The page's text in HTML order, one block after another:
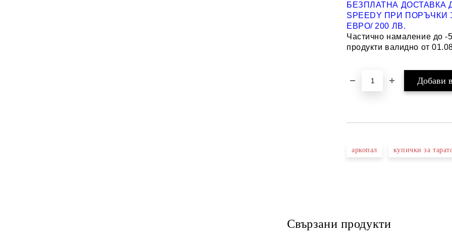
БЕЗПЛАТНА ДОСТАВКА
SPEEDY ПРИ ПОРЪЧКИ
ЕВРО/ 200 ЛВ.
Частично намаление до -
продукти валидно от
аркопал купички за
Свързани продукти